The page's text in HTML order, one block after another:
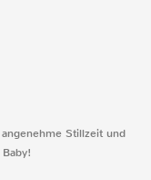
Stillzeit und